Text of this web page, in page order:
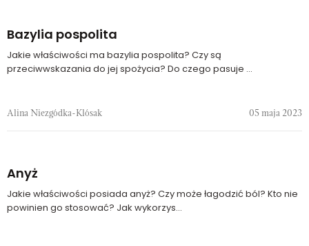
Bazylia pospolita
Jakie właściwości ma bazylia pospolita? Czy są
przeciwwskazania do jej spożycia? Do czego pasuje ...
Alina Niezgódka-Klósak 05 maja 2023
Anyż
Jakie właściwości posiada anyż? Czy może łagodzić ból? Kto nie
powinien go stosować? Jak wykorzys...